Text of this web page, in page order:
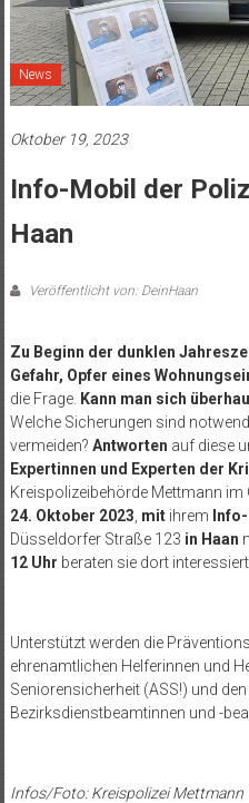
News
Oktober 19, 2023
Info-Mobil der
Haan
Veröffentlicht von: DeinHaan
Zu Beginn der dunklen
Gefahr, Opfer eines
die Frage. Kann man sich
Welche Sicherungen sind
vermeiden? Antworten auf diese
Expertinnen und Experten der
Kreispolizeibehörde Mettmann im
24. Oktober 2023 mitihrem
Düsseldorfer Straße 123 in Haan
12 Uhr beraten sie dort
Unterstützt werden die
ehrenamtlichen Helferinnen und
Seniorensicherheit (ASS!) und
Bezirksdienstbeamtinnen und -
Infos/Foto: Kreispolizei Mettmann